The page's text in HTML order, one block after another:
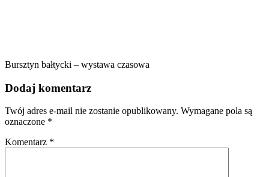
Bursztyn bałtycki – wystawa czasowa
Dodaj komentarz
Twój adres e-mail nie zostanie opublikowany. Wymagane pola są
oznaczone *
Komentarz *